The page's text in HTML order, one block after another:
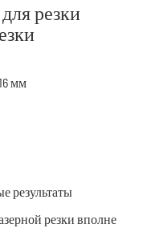
резки
мм
результаты
резки вполне